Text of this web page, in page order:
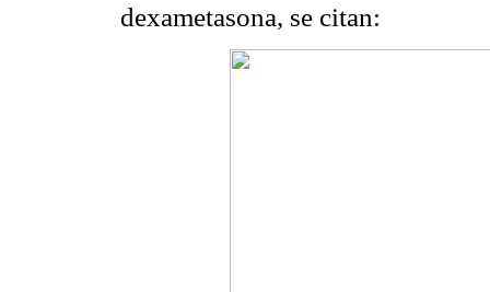
dexametasona, se citan: